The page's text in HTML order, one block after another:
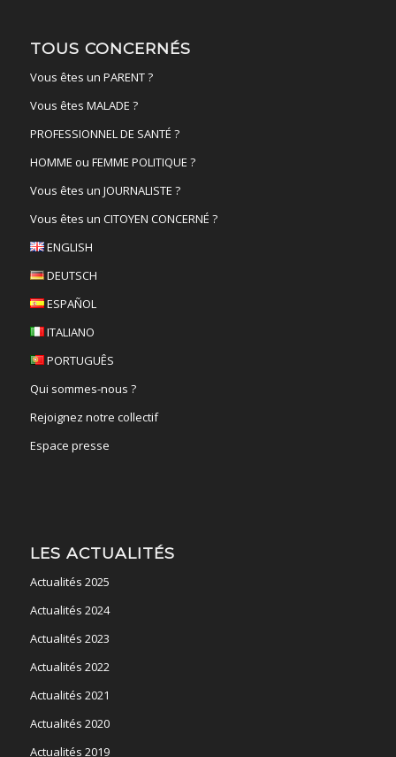
TOUS CONCERNÉS
Vous êtes un PARENT ?
Vous êtes MALADE ?
PROFESSIONNEL DE SANTÉ ?
HOMME ou FEMME POLITIQUE ?
Vous êtes un JOURNALISTE ?
Vous êtes un CITOYEN CONCERNÉ ?
ENGLISH
DEUTSCH
ESPAÑOL
ITALIANO
PORTUGUÊS
Qui sommes-nous ?
Rejoignez notre collectif
Espace presse
LES ACTUALITÉS
Actualités 2025
Actualités 2024
Actualités 2023
Actualités 2022
Actualités 2021
Actualités 2020
Actualités 2019